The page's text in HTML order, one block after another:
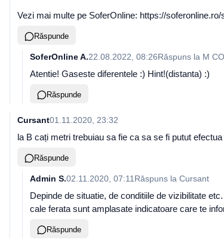
Vezi mai multe pe SoferOnline: https://
Răspunde
SoferOnline A.22.08.2022, 08:26Răspuns la M
Atentie! Gaseste diferentele :) Hint!(distanta) :)
Răspunde
Cursant01.11.2020, 23:32
la B cați metri trebuiau sa fie ca sa se fi putut
Răspunde
Admin S.02.11.2020, 07:11 Răspuns la Cursant
Depinde de situatie, de conditiile de vizibilitate
cale ferata sunt amplasate indicatoare care te
Răspunde